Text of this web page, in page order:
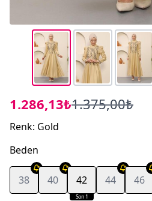
1.286,13₺1.375,00₺
Renk: Gold
Beden
38 40
Son 1
42 44 46